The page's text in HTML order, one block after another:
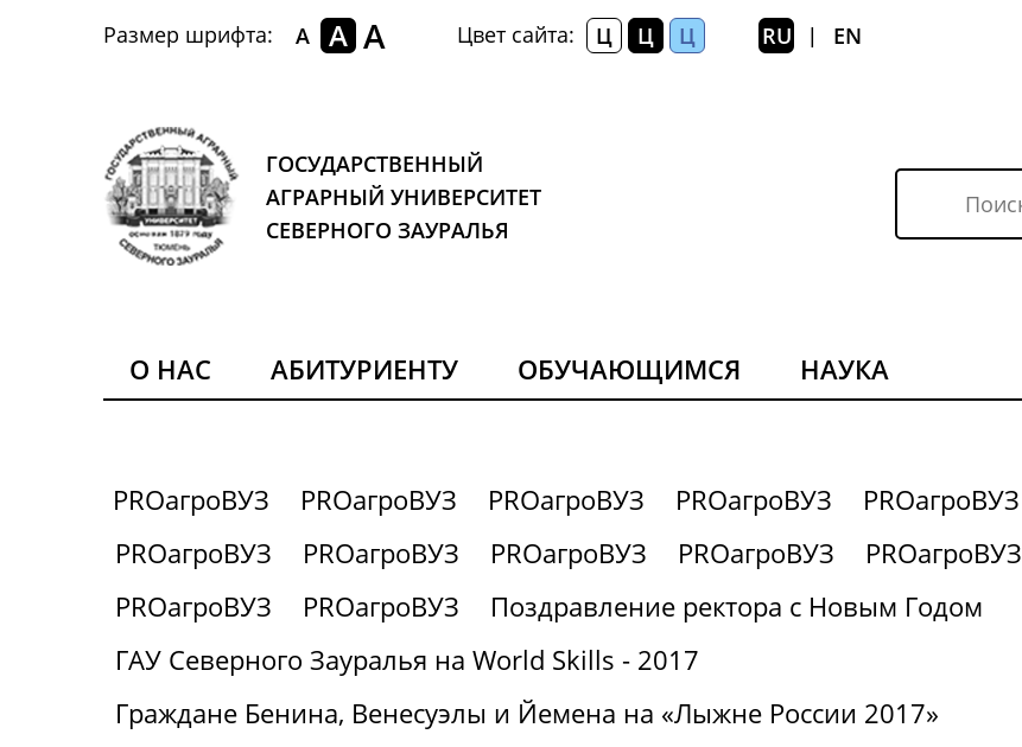
Размер шрифта: A A A Цвет сайта: Ц Ц Ц RU EN
ГОСУДАРСТВЕННЫЙ
АГРАРНЫЙ УНИВЕРСИТЕТ
СЕВЕРНОГО ЗАУРАЛЬЯ
О НАС АБИТУРИЕНТУ ОБУЧАЮЩИМСЯ НАУКА
PROагроВУЗ PROагроВУЗ PROагроВУЗ PROагроВУЗ PROагроВУЗ
PROагроВУЗ
PROагроВУЗ PROагроВУЗ PROагроВУЗ PROагроВУЗ
PROагроВУЗ
PROагроВУЗ
Поздравление ректора с Новым Годом
ГАУ Северного Зауралья на World Skills - 2017
Граждане Бенина, Венесуэлы и Йемена на «Лыжне России 2017»